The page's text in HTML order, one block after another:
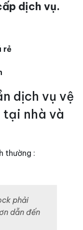
dịch vụ.
rẻ
dịch vụ vệ
tại nhà và
thường :
phải
dẫn đến